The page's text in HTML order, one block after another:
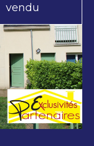
vendu